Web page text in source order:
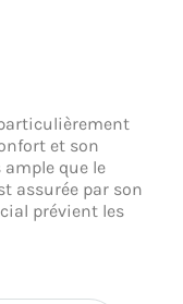
et son
que le
assurée par son
prévient les